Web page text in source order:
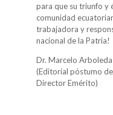
para que su triunfo y
comunidad
trabajadora y
nacional de la Patria!
Dr. Marcelo Arboleda
(Editorial póstumo
Director Emérito)